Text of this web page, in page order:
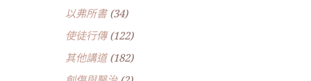
以弗所書(34)
使徒行傳(122)
其他講道(182)